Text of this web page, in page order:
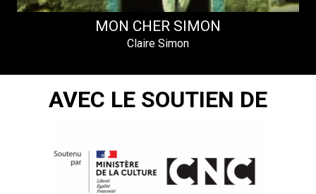
MON CHER SIMON
Claire Simon
AVEC LE SOUTIEN DE